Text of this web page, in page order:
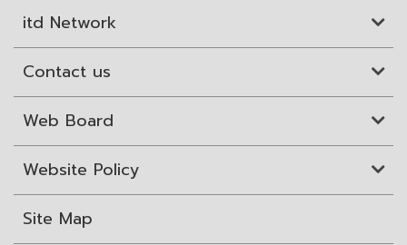
itd Network
Contact us
Web Board
Website Policy
Site Map